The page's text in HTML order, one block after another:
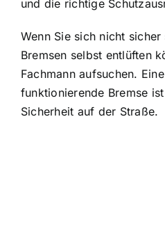
und die richtige
Wenn Sie sich nicht
Bremsen selbst entlüften
Fachmann aufsuchen.
funktionierende Bremse
Sicherheit auf der Straße.